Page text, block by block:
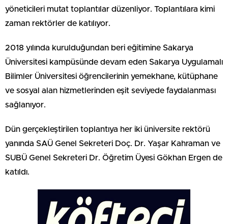
yöneticileri mutat toplantılar düzenliyor. Toplantılara kimi
zaman rektörler de katılıyor.
2018 yılında kurulduğundan beri eğitimine Sakarya
Üniversitesi kampüsünde devam eden Sakarya Uygulamalı
Bilimler Üniversitesi öğrencilerinin yemekhane, kütüphane
ve sosyal alan hizmetlerinden eşit seviyede faydalanması
sağlanıyor.
Dün gerçekleştirilen toplantıya her iki üniversite rektörü
yanında SAÜ Genel Sekreteri Doç. Dr. Yaşar Kahraman ve
SUBÜ Genel Sekreteri Dr. Öğretim Üyesi Gökhan Ergen de
katıldı.